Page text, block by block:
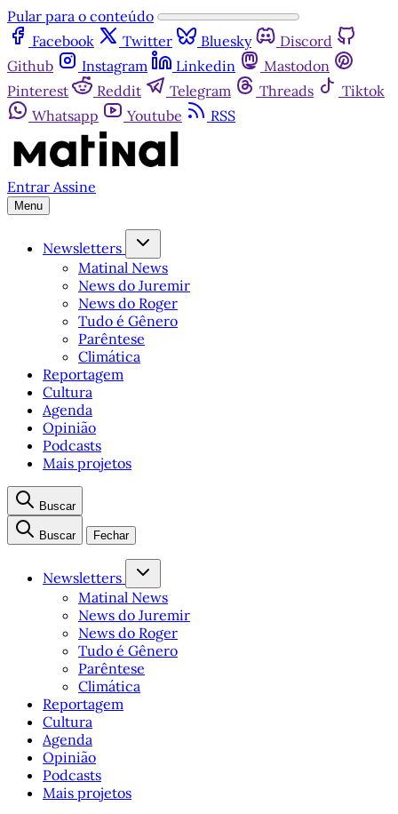
Pular para o conteúdo
Facebook
Twitter Bluesky
Discord
Github
Instagram Linkedin
Mastodon
Pinterest
Reddit Telegram Threads
Tiktok
Whatsapp
Youtube RSS
Entrar Assine
Menu
Newsletters
Matinal News
News do Juremir
News do Roger
Tudo é Gênero
Parêntese
Climática
Reportagem
Cultura
Agenda
Opinião
Podcasts
Mais projetos
Buscar
Buscar Fechar
Newsletters
Matinal News
News do Juremir
News do Roger
Tudo é Gênero
Parêntese
Climática
Reportagem
Cultura
Agenda
Opinião
Podcasts
Mais projetos